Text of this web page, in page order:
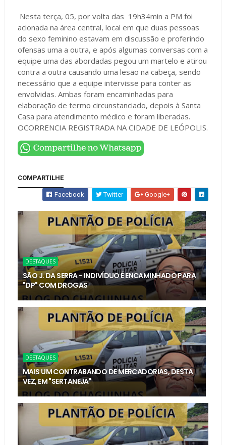
Nesta terça, 05, por volta das 19h34min a PM foi
acionada na área central, local em que duas pessoas
do sexo feminino estavam em discussão e proferindo
ofensas uma a outra, e após algumas conversas com a
equipe uma das abordadas pegou um martelo e atirou
contra a outra causando uma lesão na cabeça, sendo
necessário que a equipe intervisse para conter as
envolvidas. Ambas foram encaminhadas para
elaboração de termo circunstanciado, depois à Santa
Casa para atendimento médico e foram liberadas.
OCORRENCIA REGISTRADA NA CIDADE DE LEÓPOLIS.
COMPARTILHE
Facebook Twitter Google+
DESTAQUES
SÃO J. DA SERRA - INDIVÍDUO É ENCAMINHADO PARA
"DP" COM DROGAS
DESTAQUES
MAIS UM CONTRABANDO DE MERCADORIAS, DESTA
VEZ, EM "SERTANEJA"